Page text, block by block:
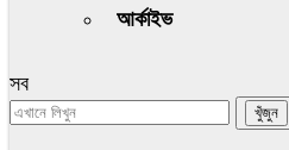
আর্কাইভ
সব